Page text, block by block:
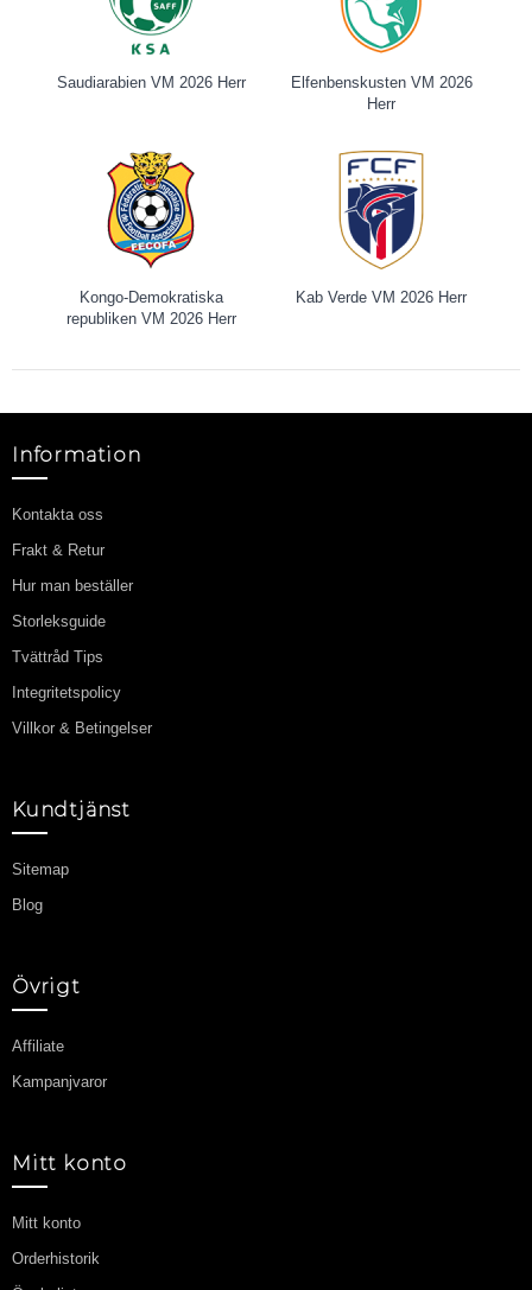
Saudiarabien VM 2026 Herr
Elfenbenskusten VM 2026
Herr
Kongo-Demokratiska
republiken VM 2026 Herr
Kab Verde VM 2026 Herr
Information
Kontakta oss
Frakt & Retur
Hur man beställer
Storleksguide
Tvättråd Tips
Integritetspolicy
Villkor & Betingelser
Kundtjänst
Sitemap
Blog
Övrigt
Affiliate
Kampanjvaror
Mitt konto
Mitt konto
Orderhistorik